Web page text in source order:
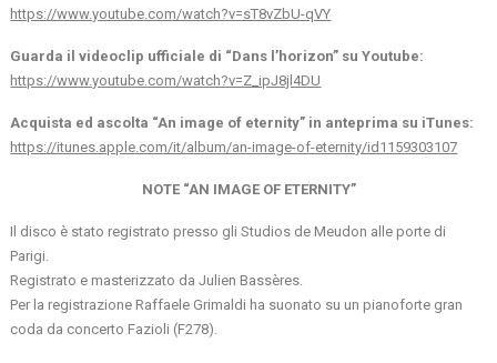
https://www.youtube.com/watch?v=sT8vZbU-qVY
Guarda il videoclip ufficiale di “Dans l’horizon” su Youtube:
https://www.youtube.com/watch?v=Z_ipJ8jl4DU
Acquista ed ascolta “An image of eternity” in anteprima su iTunes:
https://itunes.apple.com/it/album/an-image-of-eternity/id1159303107
NOTE “AN IMAGE OF ETERNITY”
Il disco è stato registrato presso gli Studios de Meudon alle porte di
Parigi.
Registrato e masterizzato da Julien Bassères.
Per la registrazione Raffaele Grimaldi ha suonato su un pianoforte gran
coda da concerto Fazioli (F278).